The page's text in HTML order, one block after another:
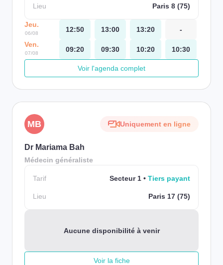
Lieu Paris 8 (75)
Jeu.
06/08 12:50 13:00 13:20
-
Ven.
07/08 09:20 09:30 10:20 10:30
Voir l'agenda complet
MB Uniquement en ligne
Dr Mariama Bah
Médecin généraliste
Tarif Secteur 1 Tiers payant
Lieu Paris 17 (75)
Aucune disponibilité à venir
Voir la fiche